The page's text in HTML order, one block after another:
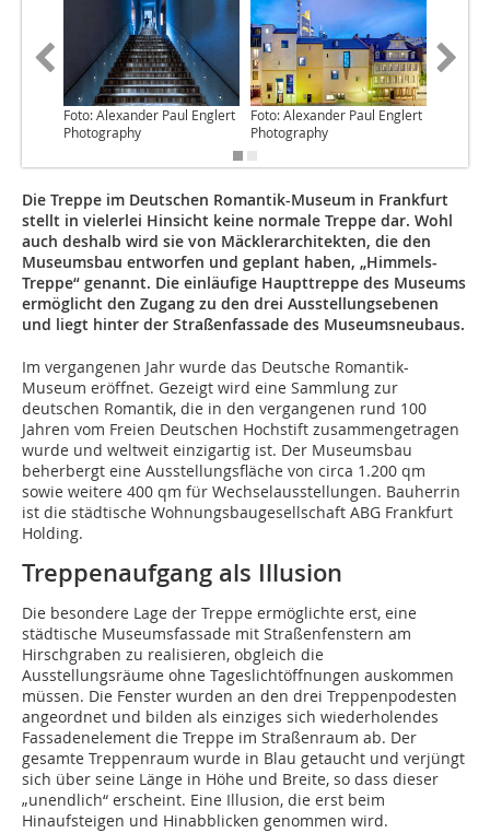
Foto: Alexander Paul Englert
Photography
Foto: Alexander Paul Englert
Photography
Die Treppe im Deutschen Romantik-Museum in Frankfurt
stellt in vielerlei Hinsicht keine normale Treppe dar. Wohl
auch deshalb wird sie von Mäcklerarchitekten, die den
Museumsbau entworfen und geplant haben, „Himmels-
Treppe“ genannt. Die einläufige Haupttreppe des Museums
ermöglicht den Zugang zu den drei Ausstellungsebenen
und liegt hinter der Straßenfassade des Museumsneubaus.
Im vergangenen Jahr wurde das Deutsche Romantik-
Museum eröffnet. Gezeigt wird eine Sammlung zur
deutschen Romantik, die in den vergangenen rund 100
Jahren vom Freien Deutschen Hochstift zusammengetragen
wurde und weltweit einzigartig ist. Der Museumsbau
beherbergt eine Ausstellungsfläche von circa 1.200 qm
sowie weitere 400 qm für Wechselausstellungen. Bauherrin
ist die städtische Wohnungsbaugesellschaft ABG Frankfurt
Holding.
Treppenaufgang als Illusion
Die besondere Lage der Treppe ermöglichte erst, eine
städtische Museumsfassade mit Straßenfenstern am
Hirschgraben zu realisieren, obgleich die
Ausstellungsräume ohne Tageslichtöffnungen auskommen
müssen. Die Fenster wurden an den drei Treppenpodesten
angeordnet und bilden als einziges sich wiederholendes
Fassadenelement die Treppe im Straßenraum ab. Der
gesamte Treppenraum wurde in Blau getaucht und verjüngt
sich über seine Länge in Höhe und Breite, so dass dieser
„unendlich“ erscheint. Eine Illusion, die erst beim
Hinaufsteigen und Hinabblicken genommen wird.